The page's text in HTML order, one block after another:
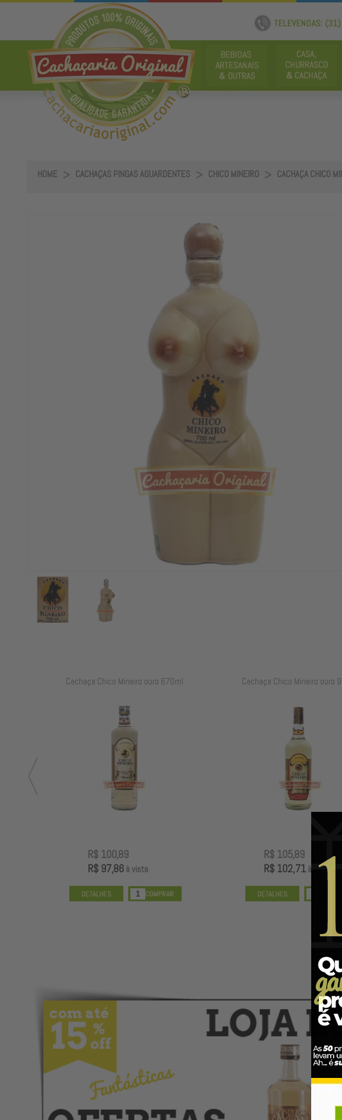
HOME CACHAÇAS PINGAS AGUARDENTES CHICO MINEIRO CACHAÇA CHICO
Cachaça Chico Mineiro ouro 670ml
R$ 100,89
R$ 97,86à vista
Cachaça Chico Mineiro ouro
R$ 105,89
R$ 102,71à vista